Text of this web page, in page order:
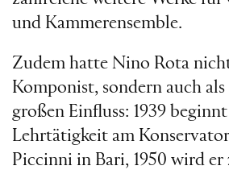
und Kammerensemble.
Zudem hatte Nino Rota
Komponist, sondern auch als
großen Einfluss: 1939
Lehrtätigkeit am
Piccinni in Bari, 1950 wird